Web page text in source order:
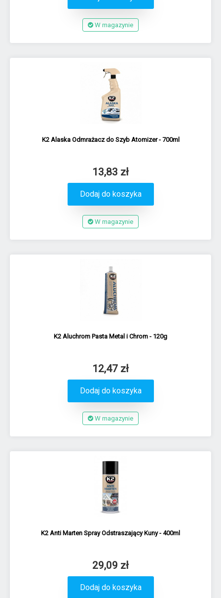
W magazynie
K2 Alaska Odmrażacz do Szyb Atomizer - 700ml
13,83 zł
Dodaj do koszyka
W magazynie
K2 Aluchrom Pasta Metal i Chrom - 120g
12,47 zł
Dodaj do koszyka
W magazynie
K2 Anti Marten Spray Odstraszający Kuny - 400ml
29,09 zł
Dodaj do koszyka